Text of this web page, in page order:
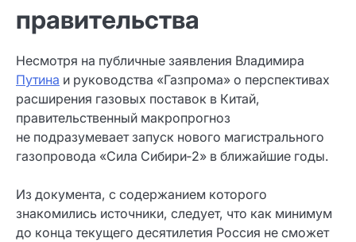
правительства
Несмотря на публичные заявления Владимира
Путина и руководства «Газпрома» о перспективах
расширения газовых поставок в Китай,
правительственный макропрогноз
не подразумевает запуск нового магистрального
газопровода «Сила Сибири‑2» в ближайшие годы.
Из документа, с содержанием которого
знакомились источники, следует, что как минимум
до конца текущего десятилетия Россия не сможет